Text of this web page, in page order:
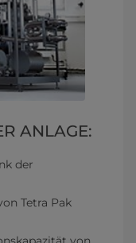
ANLAGE:
der
Tetra Pak